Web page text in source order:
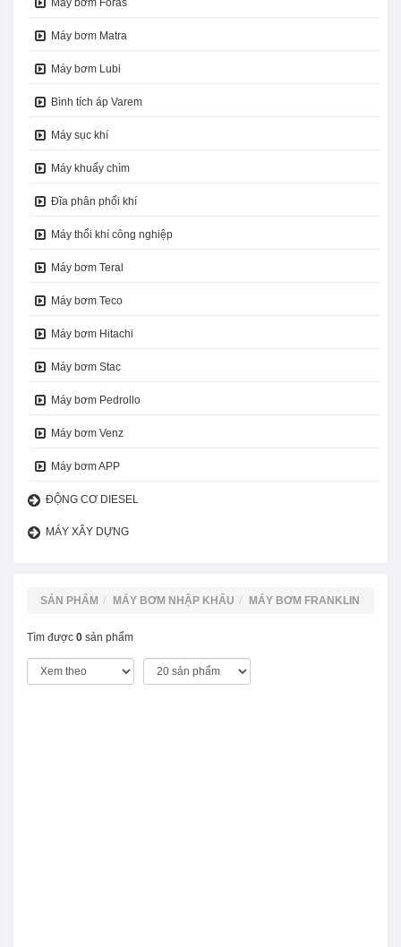
Máy bơm Foras
Máy bơm Matra
Máy bơm Lubi
Bình tích áp Varem
Máy sục khí
Máy khuấy chìm
Đĩa phân phối khí
Máy thổi khí công nghiệp
Máy bơm Teral
Máy bơm Teco
Máy bơm Hitachi
Máy bơm Stac
Máy bơm Pedrollo
Máy bơm Venz
Máy bơm APP
ĐỘNG CƠ DIESEL
MÁY XÂY DỰNG
SẢN PHẨM MÁY BƠM NHẬP KHẨU MÁY BƠM FRANKLIN
Tìm được 0 sản phẩm